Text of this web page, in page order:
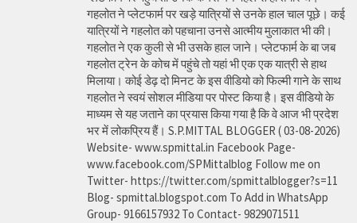
गहलोत ने प्लेटफार्म पर खड़े यात्रियों से उनके हाल चाल पूछे। कई
यात्रियों ने गहलोत को पहचाना उनसे आत्मीय मुलाकात भी की।
गहलोत ने एक कुली से भी उसके हाल जाने। प्लेटफार्म के बा जब
गहलोत ट्रेन के कोच में पहुंचे तो यहां भी एक एक यात्री से हाथ
मिलाया। कोई डेढ़ दो मिनट के इस वीडियो को फिल्मी गाने के साथ
गहलोत ने स्वयं सोशल मीडिया पर पोस्ट किया है। इस वीडियो के
माध्यम से यह जताने का प्रयास किया गया है कि वे आज भी प्रदेश
भर में लोकप्रिय हैं। S.P.MITTAL BLOGGER ( 03-08-2026)
Website- www.spmittal.in Facebook Page-
www.facebook.com/SPMittalblog Follow me on
Twitter- https://twitter.com/spmittalblogger?s=11
Blog- spmittal.blogspot.com To Add in WhatsApp
Group- 9166157932 To Contact- 9829071511